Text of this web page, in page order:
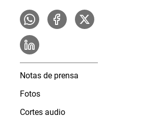
Notas de prensa
Fotos
Cortes audio